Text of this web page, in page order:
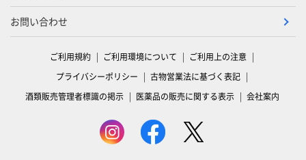
お問い合わせ
ご利用規約 ご利用環境について
ご利用上の注意
プライバシーポリシー
古物営業法に基づく表記
酒類販売管理者標識の掲示
医薬品の販売に関する表示 会社案内